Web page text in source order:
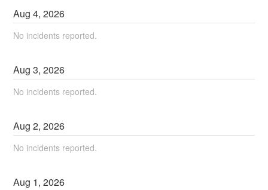
Aug4,2026
No incidents reported.
Aug3,2026
No incidents reported.
Aug2,2026
No incidents reported.
Aug 1,2026